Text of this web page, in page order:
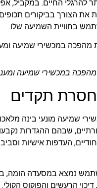
להרגלי החיים. במקביל,
את הצורך בביקורים
בחוויית השמיעה שלו.
במכשירי שמיעה
תקדים
שמיעה מונעי בינה
העדפות אישיות
נמצא במסעדה הומה,
הרעשים והפוקוס